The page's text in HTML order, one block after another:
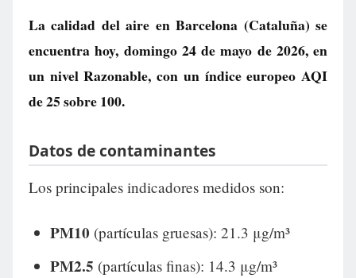
La calidad del aire enBarcelona (Cataluña) se
encuentra hoy, domingo 24 de mayo de 2026, en
un nivelRazonable, con un índice europeo AQI
de25sobre 100.
Datos de contaminantes
Los principales indicadores medidos son:
PM10 (partículas gruesas): 21.3 μg/m³
PM2.5 (partículas finas): 14.3 μg/m³